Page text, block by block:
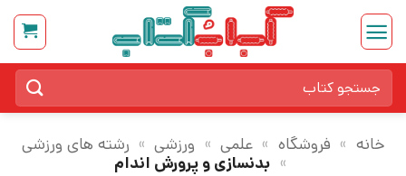
Skip
content
برای:
خانه » فروشگاه » علمی » ورزشی » رشته های ورزشی
» بدنسازی و پرورش اندام